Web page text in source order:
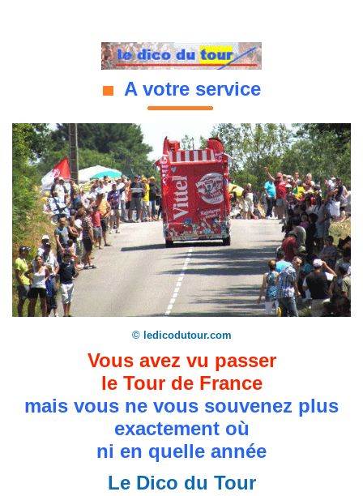
A votre service
© ledicodutour.com
Vous avez vu passer
le Tour de France
mais vous ne vous souvenez plus
exactement où
ni en quelle année
Le Dico du Tour